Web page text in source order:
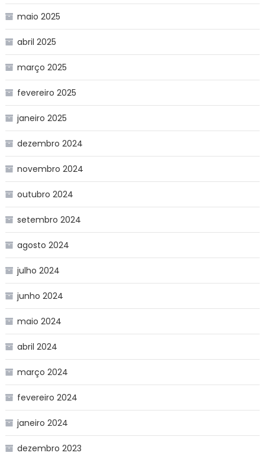
maio 2025
abril 2025
março 2025
fevereiro 2025
janeiro 2025
dezembro 2024
novembro 2024
outubro 2024
setembro 2024
agosto 2024
julho 2024
junho 2024
maio 2024
abril 2024
março 2024
fevereiro 2024
janeiro 2024
dezembro 2023